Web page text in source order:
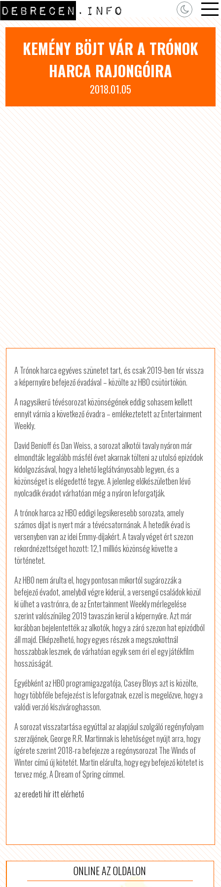
KEMÉNY BÖJT VÁR A TRÓNOK
HARCA RAJONGÓIRA
2018.01.05
A Trónok harca egyéves szünetet tart, és csak 2019-ben tér vissza
a képernyőre befejező évadával – közölte az HBO csütörtökön.
A nagysikerű tévésorozat közönségének eddig sohasem kellett
ennyit várnia a következő évadra – emlékeztetett az Entertainment
Weekly.
David Benioff és Dan Weiss, a sorozat alkotói tavaly nyáron már
elmondták: legalább másfél évet akarnak tölteni az utolsó epizódok
kidolgozásával, hogy a lehető leglátványosabb legyen, és a
közönséget is elégedetté tegye. A jelenleg előkészületben lévő
nyolcadik évadot várhatóan még a nyáron leforgatják.
A trónok harca az HBO eddigi legsikeresebb sorozata, amely
számos díjat is nyert már a tévécsatornának. A hetedik évad is
versenyben van az idei Emmy-díjakért. A tavaly véget ért szezon
rekordnézettséget hozott: 12,1 milliós közönség követte a
történetet.
Az HBO nem árulta el, hogy pontosan mikortól sugározzák a
befejező évadot, amelyből végre kiderül, a versengő családok közül
ki ülhet a vastrónra, de az Entertainment Weekly mérlegelése
szerint valószínűleg 2019 tavaszán kerül a képernyőre. Azt már
korábban bejelentették az alkotók, hogy a záró szezon hat epizódból
áll majd. Elképzelhető, hogy egyes részek a megszokottnál
hosszabbak lesznek, de várhatóan egyik sem éri el egy játékfilm
hosszúságát.
Egyébként az HBO programigazgatója, Casey Bloys azt is közölte,
hogy többféle befejezést is leforgatnak, ezzel is megelőzve, hogy a
valódi verzió kiszivároghasson.
A sorozat visszatartása egyúttal az alapjául szolgáló regényfolyam
szerzőjének, George R.R. Martinnak is lehetőséget nyújt arra, hogy
ígérete szerint 2018-ra befejezze a regénysorozat The Winds of
Winter című új kötetét. Martin elárulta, hogy egy befejező kötetet is
tervez még, A Dream of Spring címmel.
az eredeti hír itt elérhető
ONLINE AZ OLDALON